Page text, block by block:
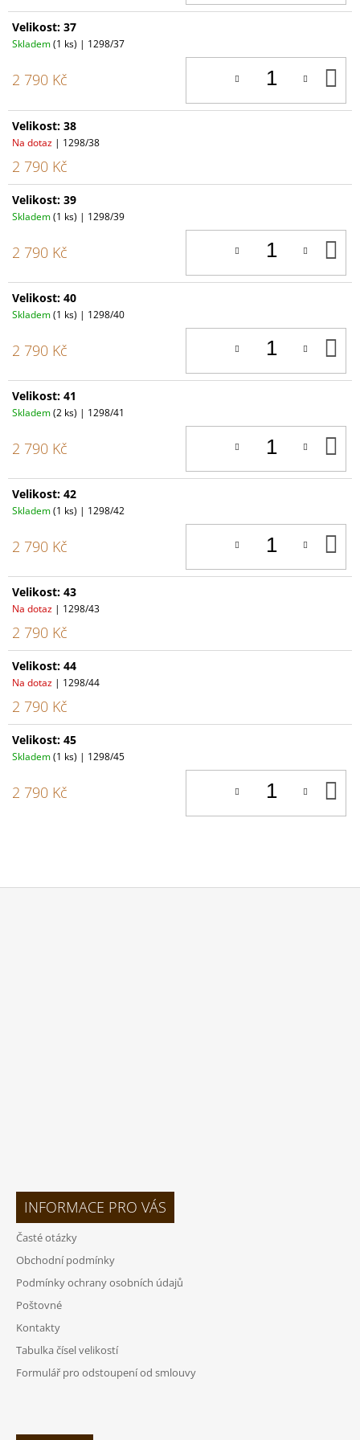
Velikost: 37
Skladem(1 ks) | 1298/37
2 790 Kč
Velikost: 38
Na dotaz | 1298/38
2 790 Kč
Velikost: 39
Skladem(1 ks) | 1298/39
2 790 Kč
Velikost: 40
Skladem(1 ks) | 1298/40
2 790 Kč
Velikost: 41
Skladem(2 ks) | 1298/41
2 790 Kč
Velikost: 42
Skladem(1 ks) | 1298/42
2 790 Kč
Velikost: 43
Na dotaz | 1298/43
2 790 Kč
Velikost: 44
Na dotaz | 1298/44
2 790 Kč
Velikost: 45
Skladem(1 ks) | 1298/45
2 790 Kč
INFORMACE PRO VÁS
Časté otázky
Obchodní podmínky
Podmínky ochrany osobních údajů
Poštovné
Kontakty
Tabulka čísel velikostí
Formulář pro odstoupení od smlouvy